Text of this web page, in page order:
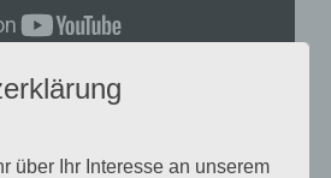
FGZ-Standorts Frankfurt vom
der Reihe „
über Ihr Interesse an unserem